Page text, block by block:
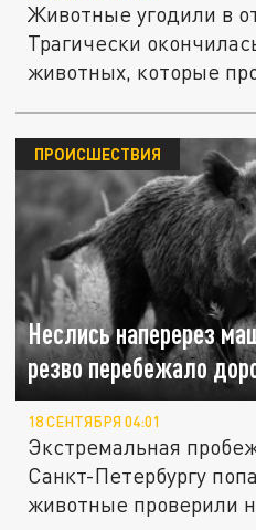
Животные угодили в
Трагически
животных, которые
Неслись наперерез
резво перебежало
ПРОИСШЕСТВИЯ
18 СЕНТЯБРЯ 04:01
Экстремальная
Санкт-Петербургу
животные проверили